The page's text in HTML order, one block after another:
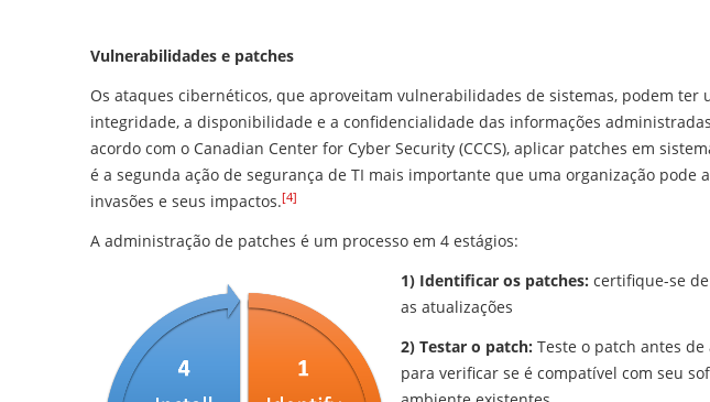
Vulnerabilidades e patches
Os ataques cibernéticos, que aproveitam vulnerabilidades de sistemas, podem ter
integridade, a disponibilidade e a confidencialidade das informações
acordo com o Canadian Center for Cyber ​​Security (CCCS), aplicar patches em
é a segunda ação de segurança de TI mais importante que uma organização pode
invasões e seus impactos.[4]
A administração de patches é um processo em 4 estágios:
1) Identificar os patches: certifique-se
as atualizações
2) Testar o patch: Teste o patch antes de
para verificar se é compatível com seu